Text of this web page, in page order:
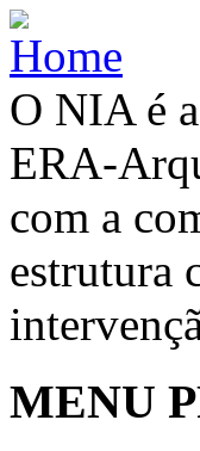
O NIA é
ERA-
com a
estrutura
MENU